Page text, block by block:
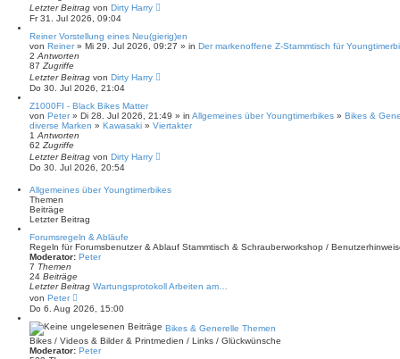
Letzter Beitrag von Dirty Harry
Fr 31. Jul 2026, 09:04
Reiner Vorstellung eines Neu(gierig)en
von Reiner» Mi 29. Jul 2026, 09:27 » in Der markenoffene Z-Stammtisch für
2 Antworten
87 Zugriffe
Letzter Beitrag von Dirty Harry
Do 30. Jul 2026, 21:04
Z1000FI - Black Bikes Matter
von Peter» Di 28. Jul 2026, 21:49 » in Allgemeines über Youngtimerbikes » Bikes &
diverse Marken » Kawasaki » Viertakter
1 Antworten
62 Zugriffe
Letzter Beitrag von Dirty Harry
Do 30. Jul 2026, 20:54
Allgemeines über Youngtimerbikes
Themen
Beiträge
Letzter Beitrag
Forumsregeln & Abläufe
Regeln für Forumsbenutzer & Ablauf Stammtisch & Schrauberworkshop /
Moderator: Peter
7 Themen
24 Beiträge
Letzter Beitrag Wartungsprotokoll Arbeiten am…
von Peter
e
u
e
t
e
Do 6. Aug 2026, 15:00
Bikes & Generelle Themen
Bikes / Videos & Bilder & Printmedien / Links / Glückwünsche
Moderator: Peter